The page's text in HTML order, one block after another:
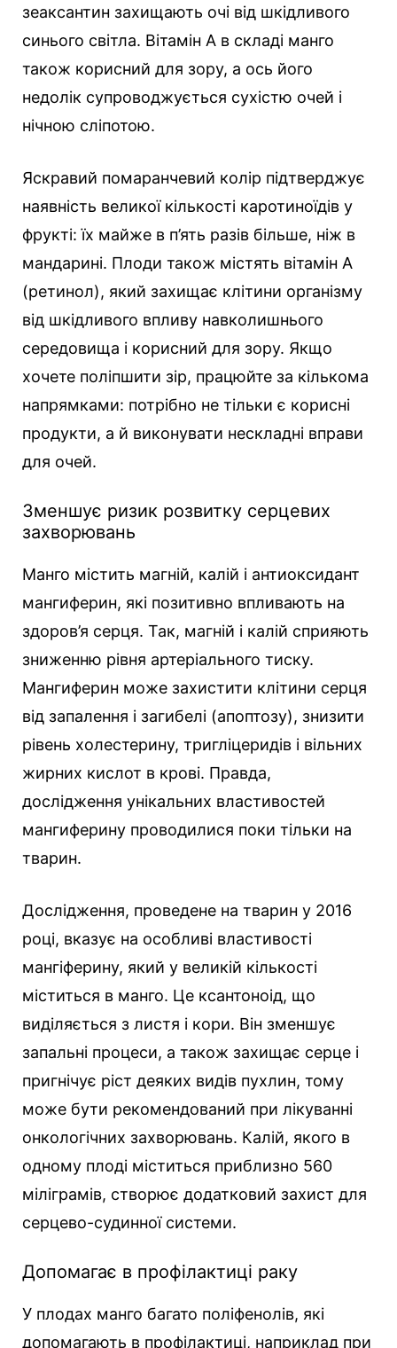
зеаксантин захищають очі від шкідливого
синього світла. Вітамін А в складі манго
також корисний для зору, а ось його
недолік супроводжується сухістю очей і
нічною сліпотою.
Яскравий помаранчевий колір підтверджує
наявність великої кількості каротиноїдів у
фрукті: їх майже в п’ять разів більше, ніж в
мандарині. Плоди також містять вітамін А
(ретинол), який захищає клітини організму
від шкідливого впливу навколишнього
середовища і корисний для зору. Якщо
хочете поліпшити зір, працюйте за кількома
напрямками: потрібно не тільки є корисні
продукти, а й виконувати нескладні вправи
для очей.
Зменшує ризик розвитку серцевих
захворювань
Манго містить магній, калій і антиоксидант
мангиферин, які позитивно впливають на
здоров’я серця. Так, магній і калій сприяють
зниженню рівня артеріального тиску.
Мангиферин може захистити клітини серця
від запалення і загибелі (апоптозу), знизити
рівень холестерину, тригліцеридів і вільних
жирних кислот в крові. Правда,
дослідження унікальних властивостей
мангиферину проводилися поки тільки на
тварин.
Дослідження, проведене на тварин у 2016
році, вказує на особливі властивості
мангіферину, який у великій кількості
міститься в манго. Це ксантоноід, що
виділяється з листя і кори. Він зменшує
запальні процеси, а також захищає серце і
пригнічує ріст деяких видів пухлин, тому
може бути рекомендований при лікуванні
онкологічних захворювань. Калій, якого в
одному плоді міститься приблизно 560
міліграмів, створює додатковий захист для
серцево-судинної системи.
Допомагає в профілактиці раку
У плодах манго багато поліфенолів, які
допомагають в профілактиці, наприклад при